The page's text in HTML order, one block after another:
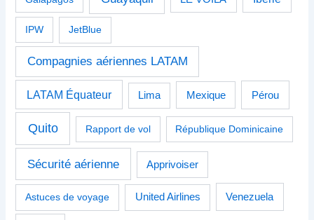
IPW JetBlue
Compagnies aériennes LATAM
LATAM Équateur Lima Mexique Pérou
Quito Rapport de vol République Dominicaine
Sécurité aérienne Apprivoiser
Astuces de voyage United Airlines Venezuela